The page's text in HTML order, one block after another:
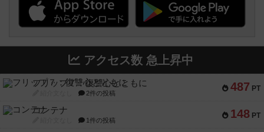
アクセス数 急上昇中
487 PT
フリップ７：復讐心とともに
2件の投稿
148 PT
コンテナ
1件の投稿